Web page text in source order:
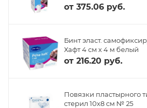
от 375.06 руб.
Бинт эласт.
Хафт 4 см х 4 м белый
от 216.20 руб.
Повязки пластырного
стерил 10х8 см № 25